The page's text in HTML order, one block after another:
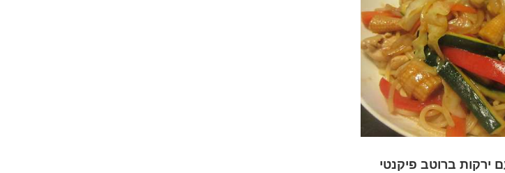
ירקות ברוטב פיקנטי